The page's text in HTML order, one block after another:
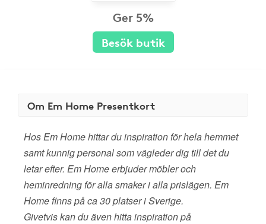
Ger 5%
Besök butik
Om Em Home Presentkort
Hos Em Home hittar du inspiration för hela hemmet
samt kunnig personal som vägleder dig till det du
letar efter. Em Home erbjuder möbler och
heminredning för alla smaker i alla prislägen. Em
Home finns på ca 30 platser i Sverige.
Givetvis kan du även hitta inspiration på